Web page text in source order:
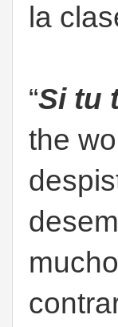
la
“Si tu
the